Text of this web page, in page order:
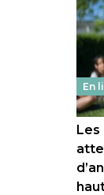
En
Les